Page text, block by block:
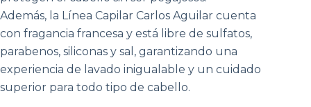
Además, la Línea Capilar Carlos Aguilar cuenta
con fragancia francesa y está libre de sulfatos,
parabenos, siliconas y sal, garantizando una
experiencia de lavado inigualable y un cuidado
superior para todo tipo de cabello.